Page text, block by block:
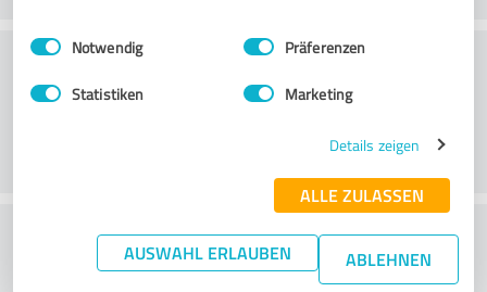
Impressum Datenschutzbestimmungen
Einwilligungsauswahl
Notwendig Präferenzen
Statistiken Marketing
Details zeigen
ALLE ZULASSEN
AUSWAHL ERLAUBEN ABLEHNEN
Klienditeenindus
What do you think of the price to
performance ratio?